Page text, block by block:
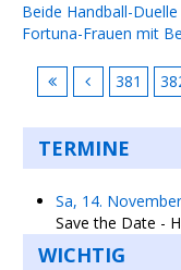
Beide Handball-
Fortuna-Frauen mit
381
TERMINE
Sa, 14.
Save the Date -
WICHTIG